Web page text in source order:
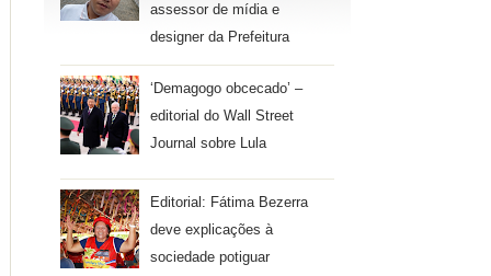
assessor de mídia e
designer da Prefeitura
‘Demagogo obcecado’ –
editorial do Wall Street
Journal sobre Lula
Editorial: Fátima Bezerra
deve explicações à
sociedade potiguar